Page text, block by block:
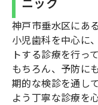
神戸市垂水区にあ
小児歯科を中心に
トする診療を行っ
もちろん、予防に
期的な検診を通し
よう丁寧な診療を